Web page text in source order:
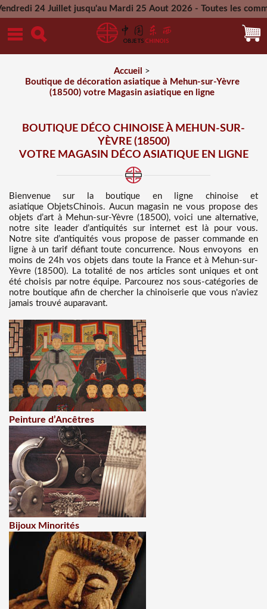
jusqu'au Mardi 25 Aout 2026 - Toutes les commandes
Mercredi 26 Aout 2026
Accueil
>
Boutique de décoration asiatique à Mehun-sur-Yèvre
(18500) votre Magasin asiatique en ligne
BOUTIQUE DÉCO CHINOISE À MEHUN-SUR-
YÈVRE (18500)
VOTRE MAGASIN DÉCO ASIATIQUE EN LIGNE
Bienvenue sur
la boutique en ligne chinoise et
asiatiqueObjetsChinois. Aucun magasin ne vous propose des
objets d’art à Mehun-sur-Yèvre (18500), voici une alternative,
notre site leader d’antiquités sur internet est là pour vous.
Notre site d’antiquités vous propose de passer commande en
ligne à un tarif défiant toute concurrence. Nous envoyons en
moins de 24h vos objets dans toute la France et à Mehun-sur-
Yèvre (18500). La totalité de nos articles sont uniques et ont
été choisis par notre équipe. Parcourez nos sous-catégories de
notre boutique afin de chercher la chinoiserie que vous n'aviez
jamais trouvé auparavant.
Peinture d’Ancêtres
Bijoux Minorités